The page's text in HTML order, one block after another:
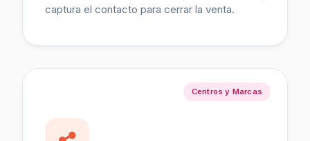
captura el contacto para cerrar la venta.
Centros y Marcas